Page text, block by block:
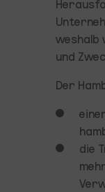
weshalb
und
Der
die